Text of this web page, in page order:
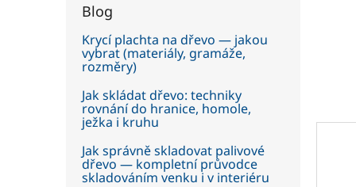
Blog
Krycí plachta na dřevo — jakou
vybrat (materiály, gramáže,
rozměry)
Jak skládat dřevo: techniky
rovnání do hranice, homole,
ježka i kruhu
Jak správně skladovat palivové
dřevo — kompletní průvodce
skladováním venku i v interiéru